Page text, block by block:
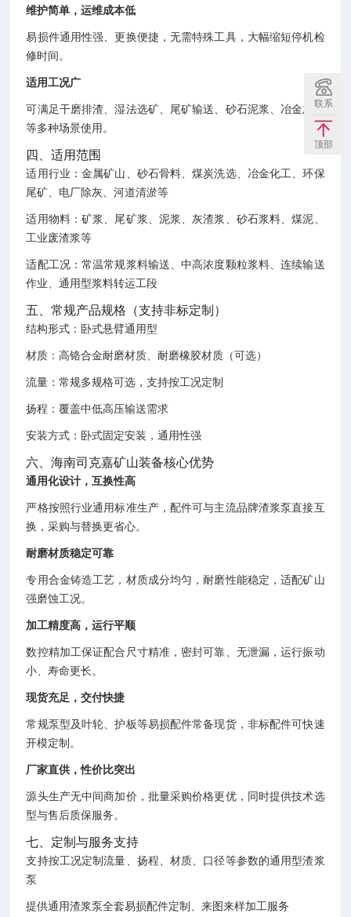
维护简单，运维成本低
易损件通用性强、更换便捷，无需特殊工具，大幅缩短停机检
修时间。
适用工况广
可满足干磨排渣、湿法选矿、尾矿输送、砂石泥浆、冶金灰浆
等多种场景使用。
四、适用范围
适用行业：金属矿山、砂石骨料、煤炭洗选、冶金化工、环保
尾矿、电厂除灰、河道清淤等
适用物料：矿浆、尾矿浆、泥浆、灰渣浆、砂石浆料、煤泥、
工业废渣浆等
适配工况：常温常规浆料输送、中高浓度颗粒浆料、连续输送
作业、通用型浆料转运工段
五、常规产品规格（支持非标定制）
结构形式：卧式悬臂通用型
材质：高铬合金耐磨材质、耐磨橡胶材质（可选）
流量：常规多规格可选，支持按工况定制
扬程：覆盖中低高压输送需求
安装方式：卧式固定安装，通用性强
六、海南司克嘉矿山装备核心优势
通用化设计，互换性高
严格按照行业通用标准生产，配件可与主流品牌渣浆泵直接互
换，采购与替换更省心。
耐磨材质稳定可靠
专用合金铸造工艺，材质成分均匀，耐磨性能稳定，适配矿山
强磨蚀工况。
加工精度高，运行平顺
数控精加工保证配合尺寸精准，密封可靠、无泄漏，运行振动
小、寿命更长。
现货充足，交付快捷
常规泵型及叶轮、护板等易损配件常备现货，非标配件可快速
开模定制。
厂家直供，性价比突出
源头生产无中间商加价，批量采购价格更优，同时提供技术选
型与售后质保服务。
七、定制与服务支持
支持按工况定制流量、扬程、材质、口径等参数的通用型渣浆
泵
提供通用渣浆泵全套易损配件定制、来图来样加工服务
联系
顶部